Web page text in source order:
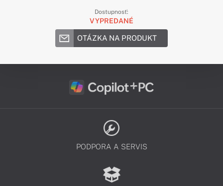
Dostupnosť:
VYPREDANÉ
OTÁZKA NA PRODUKT
PODPORA A SERVIS